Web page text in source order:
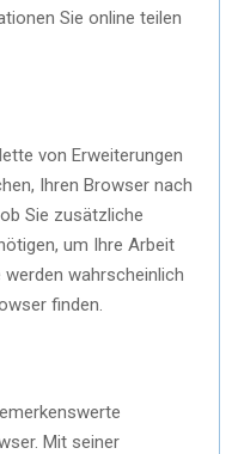
Sie online teilen
von Erweiterungen
Ihren Browser nach
Sie zusätzliche
um Ihre Arbeit
wahrscheinlich
finden.
Mit seiner